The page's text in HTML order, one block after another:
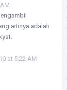
artinya adalah
at 5:22 AM